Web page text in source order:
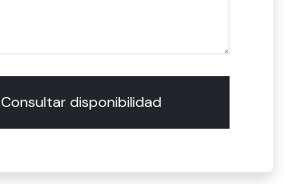
Consultar disponibilidad